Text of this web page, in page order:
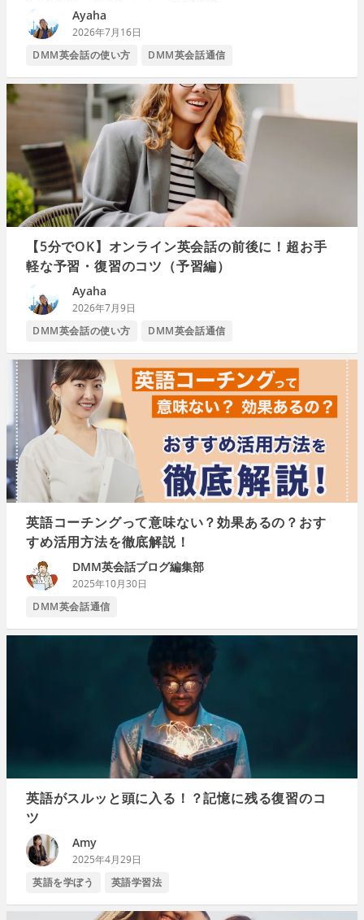
Ayaha
2026年7月16日
DMM英会話の使い方
DMM英会話通信
【5分でOK】オンライン英会話の前後に！超お手
軽な予習・復習のコツ（予習編）
Ayaha
2026年7月9日
DMM英会話の使い方
DMM英会話通信
英語コーチングって意味ない？効果あるの？おす
すめ活用方法を徹底解説！
DMM英会話ブログ編集部
2025年10月30日
DMM英会話通信
英語がスルッと頭に入る！？記憶に残る復習のコ
ツ
Amy
2025年4月29日
英語を学ぼう
英語学習法